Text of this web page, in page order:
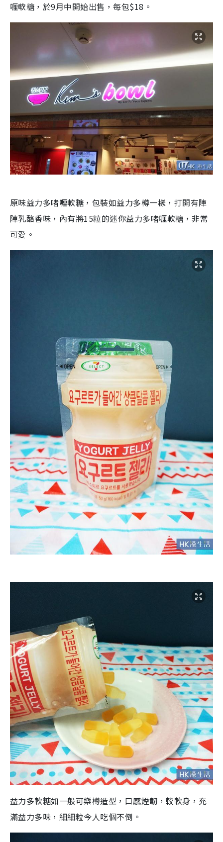
喱軟糖，於9月中開始出售，每包$18。
原味益力多啫喱軟糖，包裝如益力多樽一樣，打開有陣
陣乳酪香味，內有將15粒的迷你益力多啫喱軟糖，非常
可愛。
益力多軟糖如一般可樂樽造型，口感煙韌，較軟身，充
滿益力多味，細細粒今人吃個不倒。